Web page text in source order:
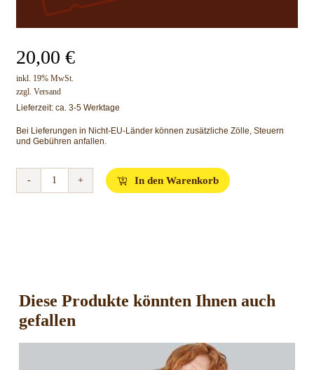
20,00 €
inkl. 19% MwSt.
zzgl. Versand
Lieferzeit: ca. 3-5 Werktage
Bei Lieferungen in Nicht-EU-Länder können zusätzliche Zölle, Steuern
und Gebühren anfallen.
In den Warenkorb
Diese Produkte könnten Ihnen auch
gefallen